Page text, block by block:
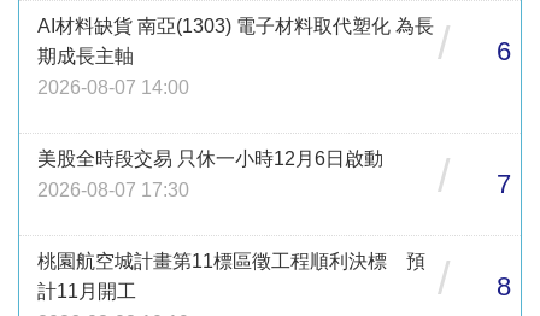
AI材料缺貨 南亞(1303) 電子材料取代塑化 為長
期成長主軸
2026-08-07 14:00
/ 6
美股全時段交易 只休一小時12月6日啟動
2026-08-07 17:30
/ 7
桃園航空城計畫第11標區徵工程順利決標 預
計11月開工
/ 8